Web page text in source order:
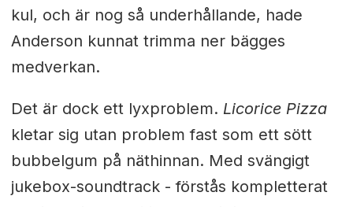
kul, och är nog så underhållande, hade
Anderson kunnat trimma ner bägges
medverkan.
Det är dock ett lyxproblem. Licorice Pizza
kletar sig utan problem fast som ett sött
bubbelgum på näthinnan. Med svängigt
jukebox-soundtrack - förstås kompletterat